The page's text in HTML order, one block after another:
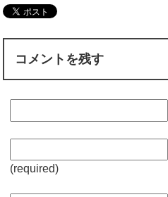
コメントを残す
(required)